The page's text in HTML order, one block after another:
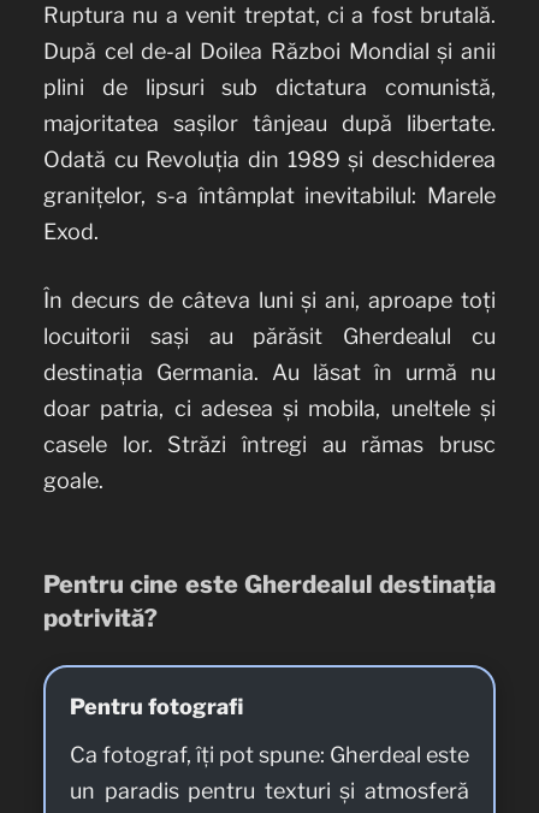
Ruptura nu a venit treptat, ci a fost brutală.
După cel de-al Doilea Război Mondial și anii
plini de lipsuri sub dictatura comunistă,
majoritatea sașilor tânjeau după libertate.
Odată cu Revoluția din 1989 și deschiderea
granițelor, s-a întâmplat inevitabilul: Marele
Exod.
În decurs de câteva luni și ani, aproape toți
locuitorii sași au părăsit Gherdealul cu
destinația Germania. Au lăsat în urmă nu
doar patria, ci adesea și mobila, uneltele și
casele lor. Străzi întregi au rămas brusc
goale.
Pentru cine este Gherdealul destinația
potrivită?
Pentru fotografi
Ca fotograf, îți pot spune: Gherdeal este
un paradis pentru texturi și atmosferă